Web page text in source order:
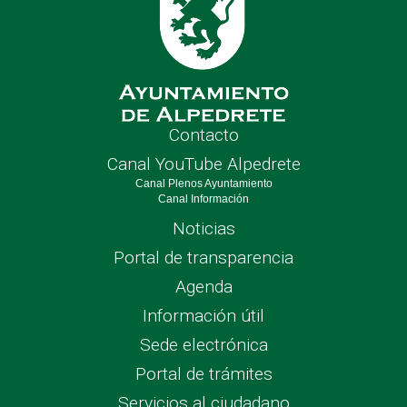
Contacto
Canal YouTube Alpedrete
Canal Plenos Ayuntamiento
Canal Información
Noticias
Portal de transparencia
Agenda
Información útil
Sede electrónica
Portal de trámites
Servicios al ciudadano